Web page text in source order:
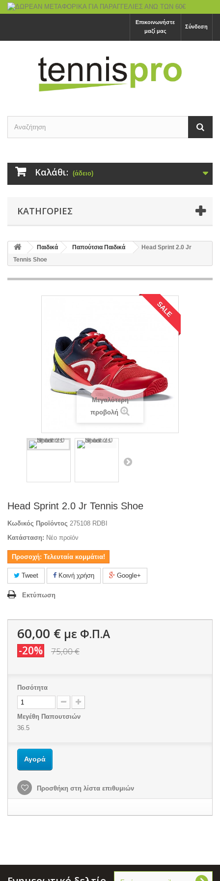
Σύνδεση
Επικοινωνήστε
μαζί μας
Καλάθι: (άδειο)
ΚΑΤΗΓΟΡΙΕΣ
Παιδικά Παπούτσια Παιδικά
Head Sprint 2.0 Jr
Tennis Shoe
SALE
Μεγαλύτερη
προβολή
Head Sprint 2.0 Jr Tennis Shoe
Κωδικός Προϊόντος 275108 RDBI
Κατάσταση: Νέο προϊόν
Προσοχή: Τελευταία κομμάτια!
Tweet Κοινή χρήση Google+
Εκτύπωση
60,00 € με Φ.Π.Α
-20% 75,00 €
Ποσότητα
Μεγέθη Παπουτσιών
36.5
Αγορά
Προσθήκη στη λίστα επιθυμιών